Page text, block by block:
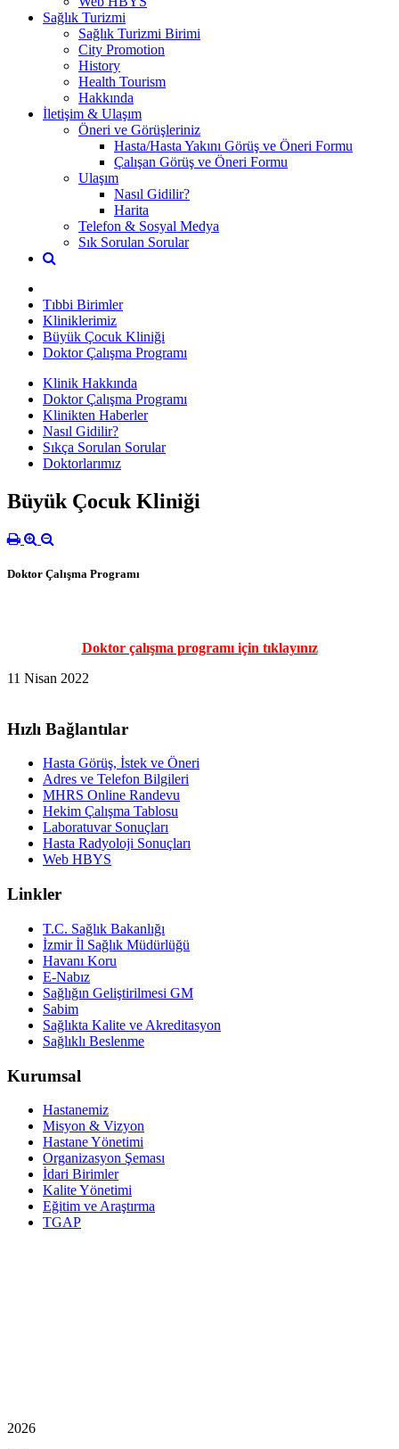
Sağlık Turizmi
Sağlık Turizmi Birimi
City Promotion
History
Health Tourism
Hakkında
İletişim & Ulaşım
Öneri ve Görüşleriniz
Hasta/Hasta Yakını Görüş ve Öneri Formu
Çalışan Görüş ve Öneri Formu
Ulaşım
Nasıl Gidilir?
Harita
Telefon & Sosyal Medya
Sık Sorulan Sorular
Tıbbi Birimler
Kliniklerimiz
Büyük Çocuk Kliniği
Doktor Çalışma Programı
Klinik Hakkında
Doktor Çalışma Programı
Klinikten Haberler
Nasıl Gidilir?
Sıkça Sorulan Sorular
Doktorlarımız
Büyük Çocuk Kliniği
Doktor Çalışma Programı
Doktor çalışma programı için tıklayınız
11 Nisan 2022
Hızlı Bağlantılar
Hasta Görüş, İstek ve Öneri
Adres ve Telefon Bilgileri
MHRS Online Randevu
Hekim Çalışma Tablosu
Laboratuvar Sonuçları
Hasta Radyoloji Sonuçları
Web HBYS
Linkler
T.C. Sağlık Bakanlığı
İzmir İl Sağlık Müdürlüğü
Havanı Koru
E-Nabız
Sağlığın Geliştirilmesi GM
Sabim
Sağlıkta Kalite ve Akreditasyon
Sağlıklı Beslenme
Kurumsal
Hastanemiz
Misyon & Vizyon
Hastane Yönetimi
Organizasyon Şeması
İdari Birimler
Kalite Yönetimi
Eğitim ve Araştırma
TGAP
2026